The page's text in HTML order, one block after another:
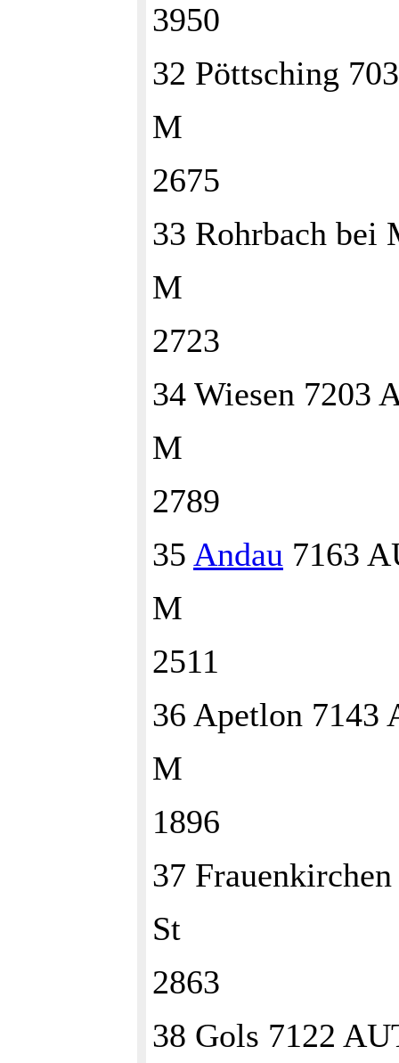
3950
32 Pöttsching
M
2675
33 Rohrbach bei
M
2723
34 Wiesen 7203
M
2789
35 Andau 7163
M
2511
36 Apetlon 7143
M
1896
37
St
2863
38 Gols 7122